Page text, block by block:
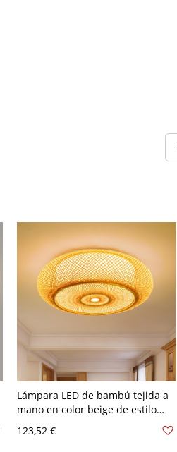
Lámpara LED de bambú tejida a
mano en color beige de estilo
asiático, montada en el techo en
forma oblonga de 16" de ancho
123,52 €